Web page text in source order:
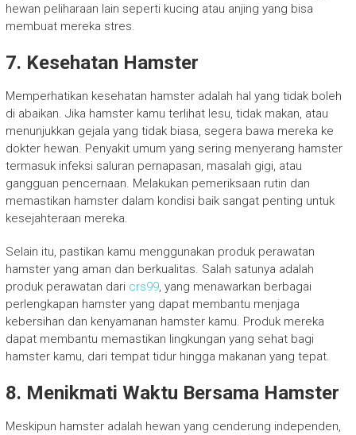
hewan peliharaan lain seperti kucing atau anjing yang bisa
membuat mereka stres.
7. Kesehatan Hamster
Memperhatikan kesehatan hamster adalah hal yang tidak boleh
di abaikan. Jika hamster kamu terlihat lesu, tidak makan, atau
menunjukkan gejala yang tidak biasa, segera bawa mereka ke
dokter hewan. Penyakit umum yang sering menyerang hamster
termasuk infeksi saluran pernapasan, masalah gigi, atau
gangguan pencernaan. Melakukan pemeriksaan rutin dan
memastikan hamster dalam kondisi baik sangat penting untuk
kesejahteraan mereka.
Selain itu, pastikan kamu menggunakan produk perawatan
hamster yang aman dan berkualitas. Salah satunya adalah
produk perawatan dari crs99, yang menawarkan berbagai
perlengkapan hamster yang dapat membantu menjaga
kebersihan dan kenyamanan hamster kamu. Produk mereka
dapat membantu memastikan lingkungan yang sehat bagi
hamster kamu, dari tempat tidur hingga makanan yang tepat.
8. Menikmati Waktu Bersama Hamster
Meskipun hamster adalah hewan yang cenderung independen,